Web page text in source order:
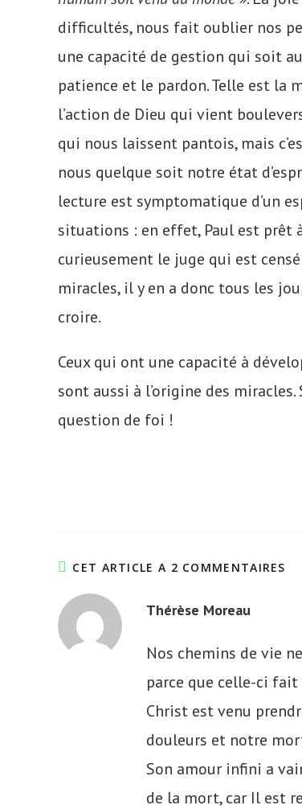
difficultés, nous fait oublier nos
une capacité de gestion qui soit
patience et le pardon. Telle est la
l’action de Dieu qui vient
qui nous laissent pantois, mais
nous quelque soit notre état
lecture est symptomatique d’un
situations : en effet, Paul est prêt
curieusement le juge qui est
miracles, il y en a donc tous les
croire.
Ceux qui ont une capacité à
sont aussi à l’origine des
question de foi !
CET ARTICLE A 2 COMMENTAIRES
Thérèse Moreau
Nos chemins de vie
parce que celle-ci
Christ est venu
douleurs et notre
Son amour infini a
de la mort, car Il est